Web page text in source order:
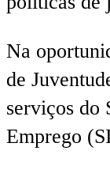
Na
de
serviços do
Emprego